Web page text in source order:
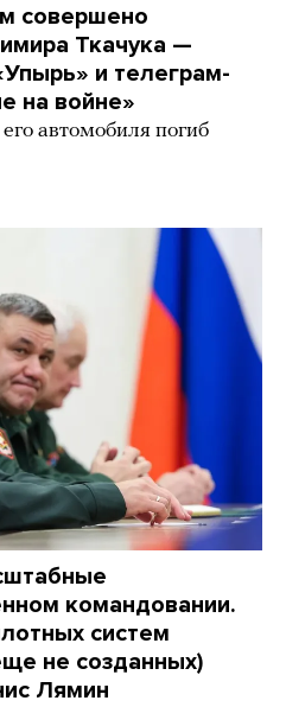
совершено
Ткачука —
и телеграм-
на войне»
автомобиля погиб
командовании.
систем
не созданных)
Лямин